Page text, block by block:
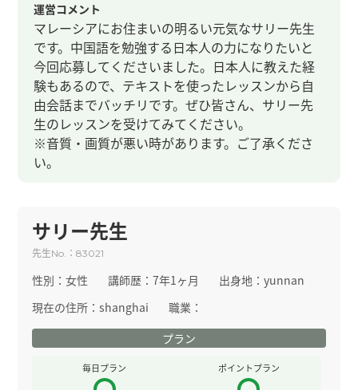
運営コメント
マレーシアにお住まいの明るい元気なサリー先生
です。中国語を勉強する日本人の力になりたいと
今回応募してくださいました。日本人に教えた経
験もあるので、テキストを使ったレッスンから自
由会話までバッチリです。ぜひ皆さん、サリー先
生のレッスンを受けてみてください。
※音質・画質が悪い時があります。ご了承くださ
い。
サリー先生
先生No. ：83021
性別：女性 講師歴：7年1ヶ月 出身地：yunnan
現在の住所：shanghai
職業：
プラン
毎日プラン ポイントプラン